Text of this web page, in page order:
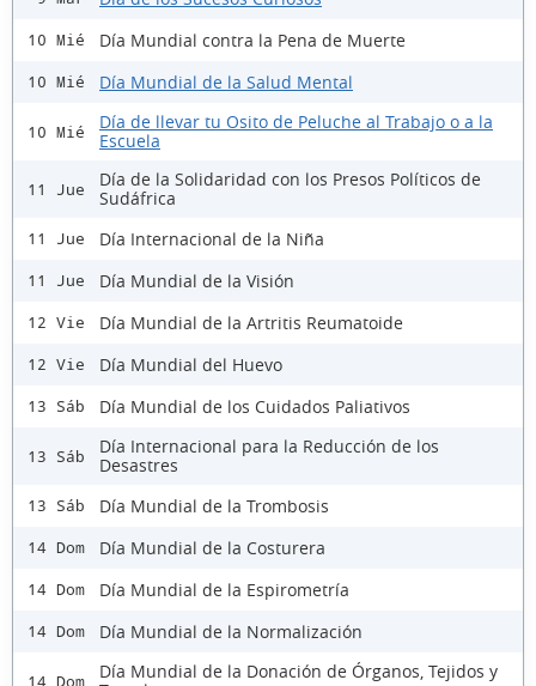
10 Mié Día Mundial contra la Pena de Muerte
10 Mié Día Mundial de la Salud Mental
10 Mié
Día de llevar tu Osito de Peluche al Trabajo o a la
Escuela
11 Jue
Día de la Solidaridad con los Presos Políticos de
Sudáfrica
11 Jue Día Internacional de la Niña
11 Jue Día Mundial de la Visión
12 Vie Día Mundial de la Artritis Reumatoide
12 Vie Día Mundial del Huevo
13 Sáb Día Mundial de los Cuidados Paliativos
13 Sáb
Día Internacional para la Reducción de los
Desastres
13 Sáb Día Mundial de la Trombosis
14 Dom Día Mundial de la Costurera
14 Dom Día Mundial de la Espirometría
14 Dom Día Mundial de la Normalización
14 Dom
Día Mundial de la Donación de Órganos, Tejidos y